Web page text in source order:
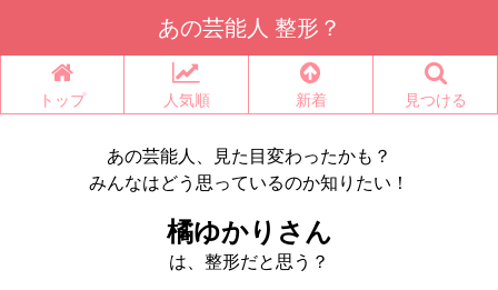
あの芸能人 整形？
トップ 人気順 新着 見つける
あの芸能人、見た目変わったかも？
みんなはどう思っているのか知りたい！
橘ゆかりさん
は、整形だと思う？